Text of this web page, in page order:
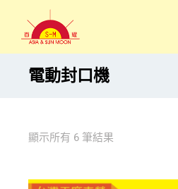
電動封口機
顯示所有 6 筆結果